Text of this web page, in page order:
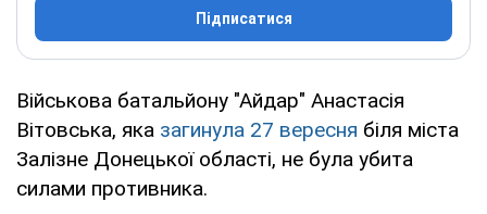
Підписатися
Військова батальйону "Айдар" Анастасія
Вітовська, яка загинула 27 вересня біля міста
Залізне Донецької області, не була убита
силами противника.